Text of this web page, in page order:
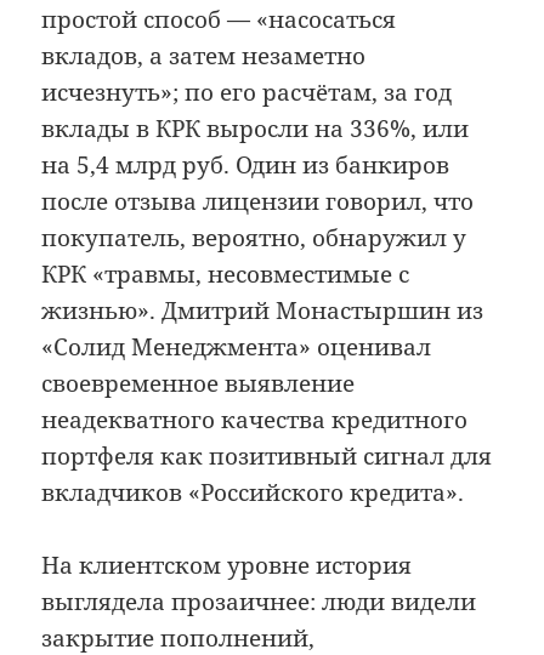
простой способ — «насосаться
вкладов, а затем незаметно
исчезнуть»; по его расчётам, за год
вклады в КРК выросли на 336%, или
на 5,4 млрд руб. Один из банкиров
после отзыва лицензии говорил, что
покупатель, вероятно, обнаружил у
КРК «травмы, несовместимые с
жизнью». Дмитрий Монастыршин из
«Солид Менеджмента» оценивал
своевременное выявление
неадекватного качества кредитного
портфеля как позитивный сигнал для
вкладчиков «Российского кредита».
На клиентском уровне история
выглядела прозаичнее: люди видели
закрытие пополнений,